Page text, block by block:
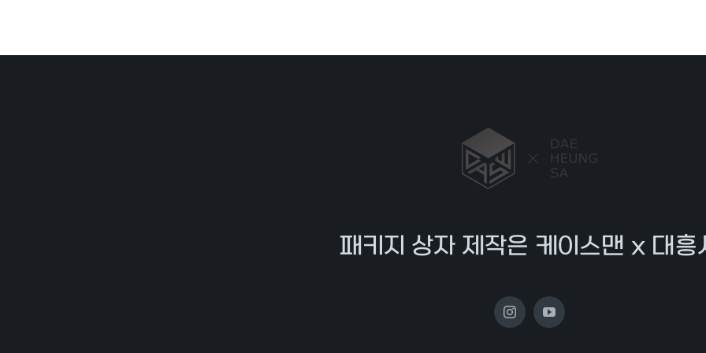
패키지 상자 제작은 케이스맨 x 대흥